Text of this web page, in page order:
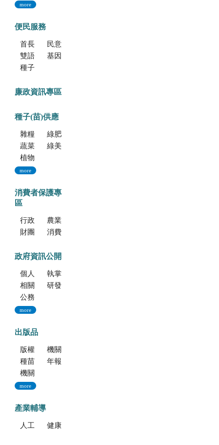
more
便民服務
首長信箱
民意信箱
雙語學習專區
基因改造植物委託檢測服務
種子調製加工暨寄倉服務
廉政資訊專區
種子(苗)供應
雜糧種子
綠肥種子
蔬菜種子
綠美化種苗
植物組織培養
more
消費者保護專
區
行政院消費者保護會
農業部消費者保護專區
財團法人中華民國消費者文教基金會
消費者保護法
政府資訊公開
個人資料保護專區
執掌與組織
相關法規
研發成果
公務出國報告資訊網
more
出版品
版權聲明--本網站發表之所有文章，係為學術研究成果，不得引用於產品及食品之標示、宣傳及廣告。若不當引用，應自負法律責任。
機關簡介
種苗科技專訊
年報
機關誌
more
產業輔導
人工培植拖鞋蘭 健康種苗驗證